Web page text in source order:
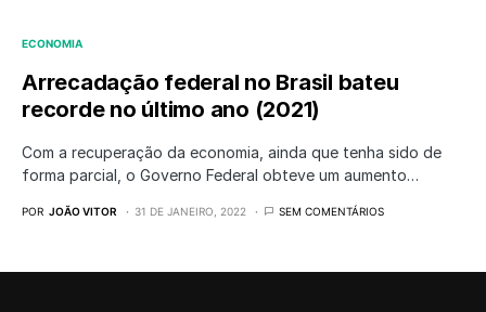
ECONOMIA
Arrecadação federal no Brasil bateu
recorde no último ano (2021)
Com a recuperação da economia, ainda que tenha sido de
forma parcial, o Governo Federal obteve um aumento…
POR JOÃO VITOR 31 DE JANEIRO, 2022 SEM COMENTÁRIOS